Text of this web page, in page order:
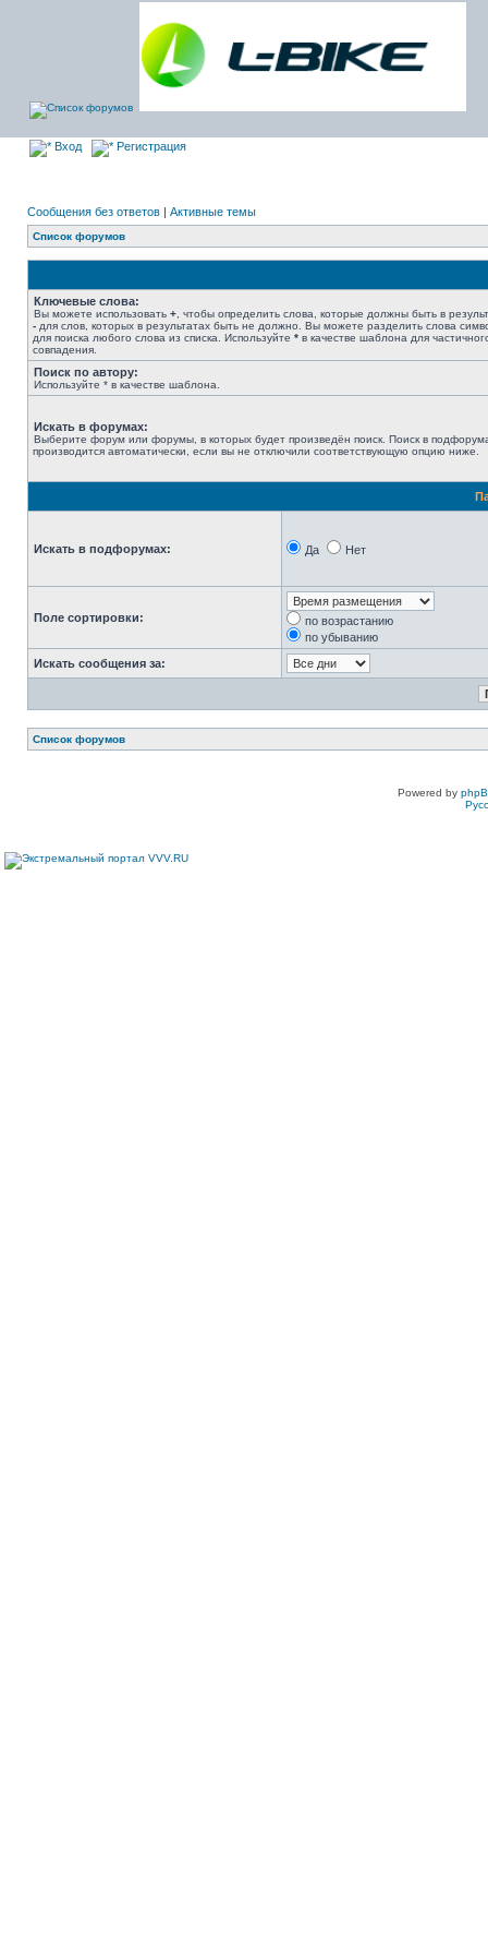
Вход Регистрация
Сообщения без ответов | Активные темы
Список форумов
Ключевые слова:
Вы можете использовать + , чтобы определить слова, которые должны быть в
- для слов, которых в результатах быть не должно. Вы можете разделить слова
для поиска любого слова из списка. Используйте * в качестве шаблона для
совпадения.
Поиск по автору:
Используйте * в качестве шаблона.
Искать в форумах:
Выберите форум или форумы, в которых будет произведён поиск. Поиск в
производится автоматически, если вы не отключили соответствующую опцию ниже.
Искать в подфорумах: Да Нет
Поле сортировки:
по возрастанию
по убыванию
Искать сообщения за:
Список форумов
Powered by